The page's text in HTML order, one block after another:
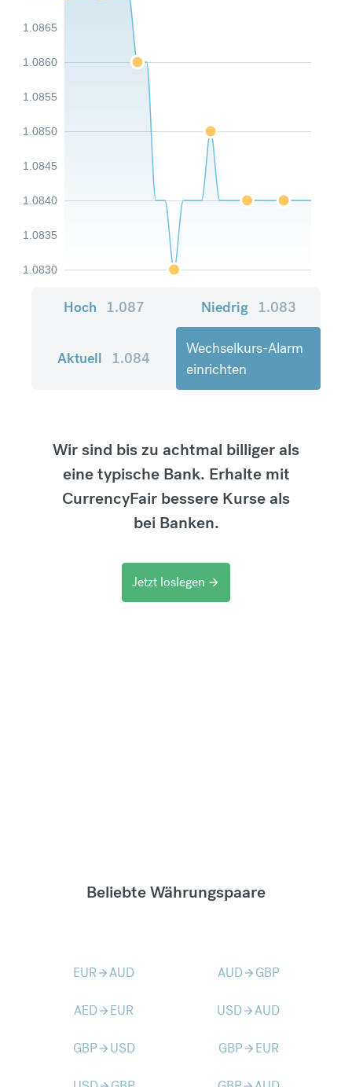
1.0830
1.0835
1.0840
1.0845
1.0850
1.0855
1.0860
1.0865
Hoch 1.087 Niedrig 1.083
Aktuell 1.084
Wechselkurs-Alarm
einrichten
Wir sind bis zu achtmal billiger als
eine typische Bank. Erhalte mit
CurrencyFair bessere Kurse als
bei Banken.
Jetzt loslegen arrow_forward
Beliebte Währungspaare
EURarrow_forwardAUD AUDarrow_forward GBP
AEDarrow_forward EUR USDarrow_forwardAUD
GBParrow_forward USD GBParrow_forward EUR